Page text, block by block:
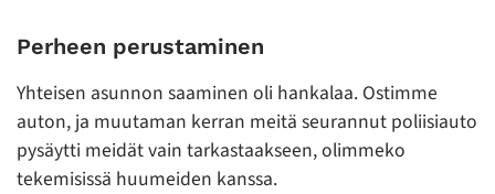
Perheen perustaminen
Yhteisen asunnon saaminen oli hankalaa. Ostimme
auton, ja muutaman kerran meitä seurannut poliisiauto
pysäytti meidät vain tarkastaakseen, olimmeko
tekemisissä huumeiden kanssa.